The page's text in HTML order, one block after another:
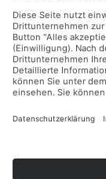
Zahlungsarten
Sicher Einkaufen
Ladengeschäft
Newsletter